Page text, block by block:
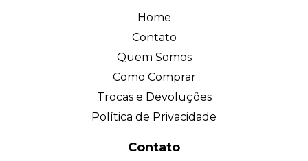
Home
Contato
Quem Somos
Como Comprar
Trocas e Devoluções
Política de Privacidade
Contato